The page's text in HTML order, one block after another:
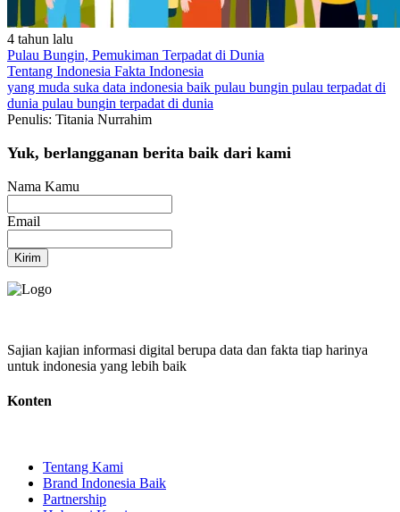
4 tahun lalu
Pulau Bungin, Pemukiman Terpadat di Dunia
Tentang Indonesia Fakta Indonesia
yang muda suka data indonesia baik pulau bungin pulau terpadat di
dunia pulau bungin terpadat di dunia
Penulis: Titania Nurrahim
Yuk, berlangganan berita baik dari kami
Nama Kamu
Email
Kirim
Sajian kajian informasi digital berupa data dan fakta tiap harinya
untuk indonesia yang lebih baik
Konten
Tentang Kami
Brand Indonesia Baik
Partnership